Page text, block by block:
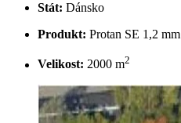
Stát: Dánsko
Produkt: Protan SE 1,2 mm
Velikost: 2000 m2